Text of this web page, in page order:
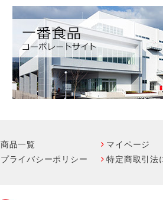
商品一覧 マイページ
プライバシーポリシー
特定商取引法